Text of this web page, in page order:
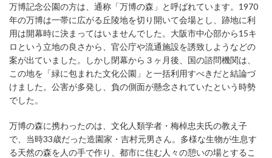
万博記念公園の方は、通称「万博の森」と呼ばれています。1970
年の万博は一帯に広がる丘陵地を切り開いて会場とし、跡地に利
用は開幕時に決まってはいませんでした。大阪市中心部から15キ
ロという立地の良さから、官公庁や流通施設を誘致しようなどの
案が出ていました。しかし閉幕から３ヶ月後、国の諮問機関は、
この地を「緑に包まれた文化公園」と一括利用すべきだと結論づ
けました。公害が多発し、負の側面が懸念されていたという時勢
でした。
万博の森に携わったのは、文化人類学者・梅棹忠夫氏の教え子
で、当時33歳だった造園家・吉村元男さん。多様な生物が生息す
る天然の森を人の手で作り、都市に住む人々の憩いの場とするこ